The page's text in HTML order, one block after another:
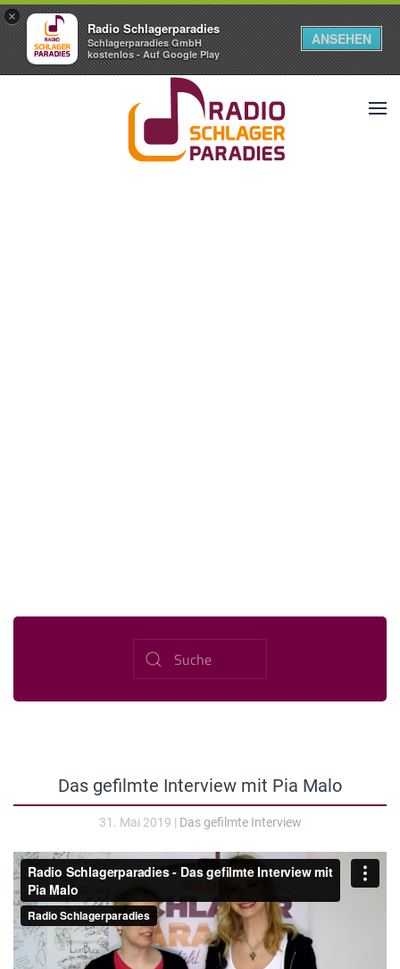
×
Radio Schlagerparadies
Schlagerparadies GmbH
kostenlos - Auf Google Play
ANSEHEN
Das gefilmte Interview mit Pia Malo
31. Mai 2019 | Das gefilmte Interview